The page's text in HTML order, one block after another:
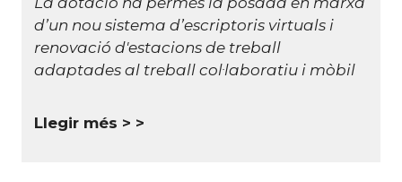
d’un nou sistema d’escriptoris virtuals i
renovació d'estacions de treball
adaptades al treball col·laboratiu i mòbil
Llegir més >